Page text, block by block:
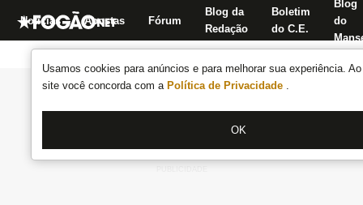
Usamos cookies para anúncios e para melhorar sua experiência.
site você concorda com a Política de Privacidade .
OK
Notícias Apostas Fórum
Blog da
Redação
Boletim
do C.E.
Blog
do